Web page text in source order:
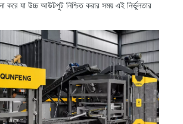
করে যা উচ্চ আউটপুট নিশ্চিত করার সময় এই নির্ভুলতার